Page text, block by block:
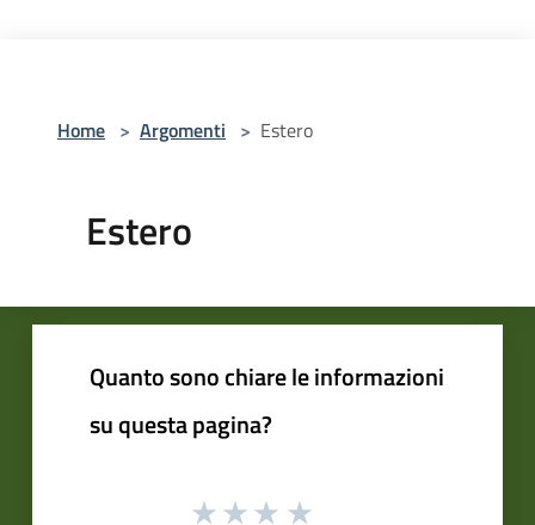
Home > Argomenti > Estero
Estero
Quanto sono chiare le informazioni
su questa pagina?